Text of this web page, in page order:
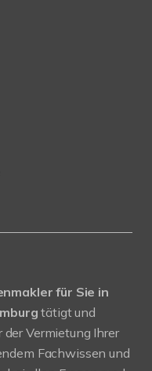
für Sie in
tätigt und
Vermietung Ihrer
Fachwissen und